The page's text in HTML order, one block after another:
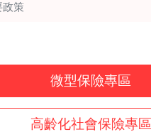
政策
微型保險專區
高齡化社會保險專區